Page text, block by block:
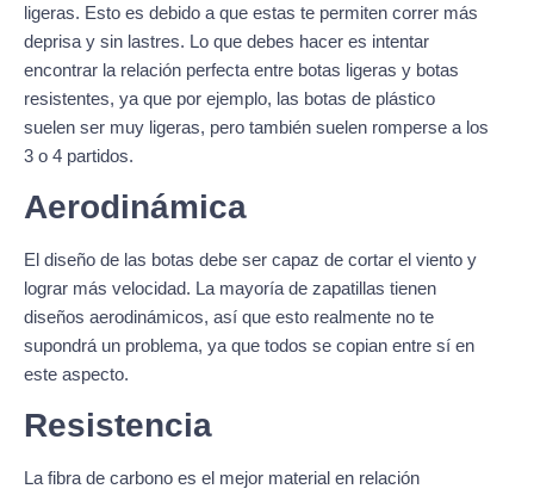
ligeras. Esto es debido a que estas te permiten correr más
deprisa y sin lastres. Lo que debes hacer es intentar
encontrar la relación perfecta entre botas ligeras y botas
resistentes, ya que por ejemplo, las botas de plástico
suelen ser muy ligeras, pero también suelen romperse a los
3 o 4 partidos.
Aerodinámica
El diseño de las botas debe ser capaz de cortar el viento y
lograr más velocidad. La mayoría de zapatillas tienen
diseños aerodinámicos, así que esto realmente no te
supondrá un problema, ya que todos se copian entre sí en
este aspecto.
Resistencia
La fibra de carbono es el mejor material en relación